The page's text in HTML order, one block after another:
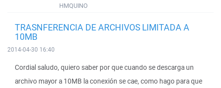
HMQUINO
TRASNFERENCIA DE ARCHIVOS LIMITADA A
10MB
2014-04-30 16:40
Cordial saludo, quiero saber por que cuando se descarga un
archivo mayor a 10MB la conexión se cae, como hago para que